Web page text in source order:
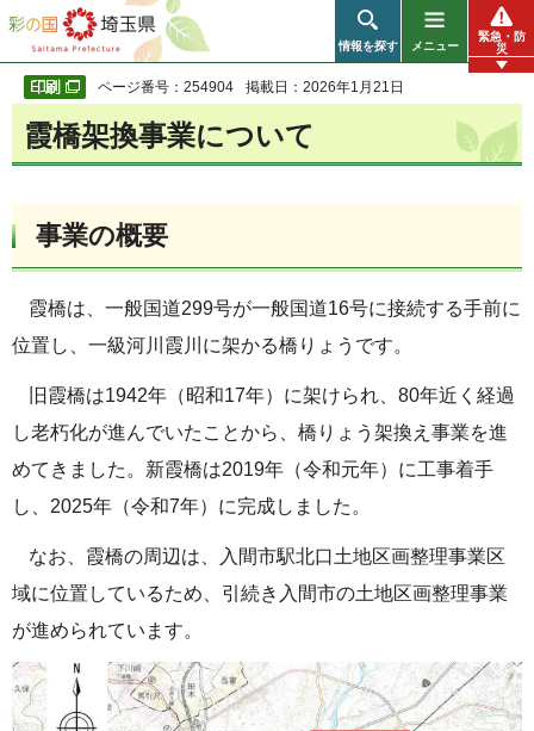
彩の国 埼玉県
情報を探す メニュー
緊急・防
災
ページ番号：254904 掲載日：2026年1月21日
霞橋架換事業について
事業の概要
霞橋は、一般国道299号が一般国道16号に接続する手前に
位置し、一級河川霞川に架かる橋りょうです。
旧霞橋は1942年（昭和17年）に架けられ、80年近く経過
し老朽化が進んでいたことから、橋りょう架換え事業を進
めてきました。新霞橋は2019年（令和元年）に工事着手
し、2025年（令和7年）に完成しました。
なお、霞橋の周辺は、入間市駅北口土地区画整理事業区
域に位置しているため、引続き入間市の土地区画整理事業
が進められています。